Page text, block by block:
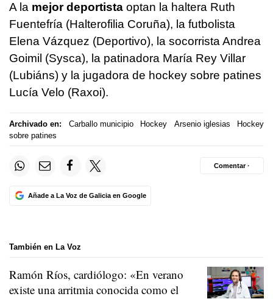
A la mejor deportista optan la haltera Ruth
Fuentefría (Halterofilia Coruña), la futbolista
Elena Vázquez (Deportivo), la socorrista Andrea
Goimil (Sysca), la patinadora María Rey Villar
(Lubiáns) y la jugadora de hockey sobre patines
Lucía Velo (Raxoi).
Archivado en: Carballo municipio Hockey Arsenio iglesias
Hockey
sobre patines
Añade a La Voz de Galicia en Google
Comentar ·
También en La Voz
Ramón Ríos, cardiólogo: «En verano
existe una arritmia conocida como el